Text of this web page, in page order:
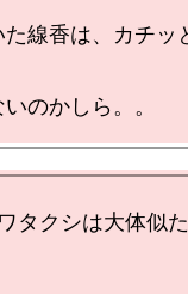
線香は、カチッ
タクシは大体似